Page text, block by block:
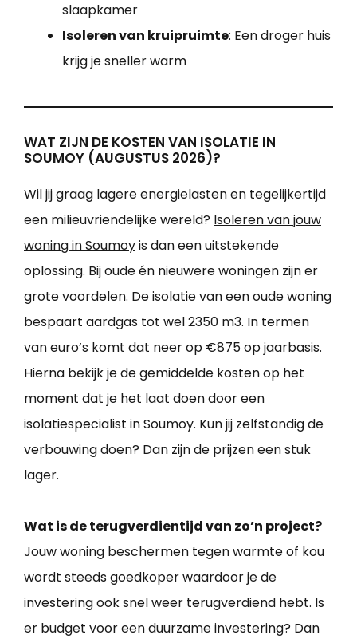
slaapkamer
Isoleren van kruipruimte: Een droger huis
krijg je sneller warm
WAT ZIJN DE KOSTEN VAN ISOLATIE IN
SOUMOY (AUGUSTUS 2026)?
Wil jij graag lagere energielasten en tegelijkertijd
een milieuvriendelijke wereld? Isoleren van jouw
woning in Soumoyis dan een uitstekende
oplossing. Bij oude én nieuwere woningen zijn er
grote voordelen. De isolatie van een oude woning
bespaart aardgas tot wel 2350 m3. In termen
van euro’s komt dat neer op €875 op jaarbasis.
Hierna bekijk je de gemiddelde kosten op het
moment dat je het laat doen door een
isolatiespecialist in Soumoy. Kun jij zelfstandig de
verbouwing doen? Dan zijn de prijzen een stuk
lager.
Wat is de terugverdientijd van zo’n project?
Jouw woning beschermen tegen warmte of kou
wordt steeds goedkoper waardoor je de
investering ook snel weer terugverdiend hebt. Is
er budget voor een duurzame investering? Dan